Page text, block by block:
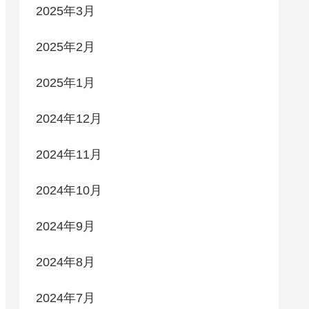
2025年3月
2025年2月
2025年1月
2024年12月
2024年11月
2024年10月
2024年9月
2024年8月
2024年7月